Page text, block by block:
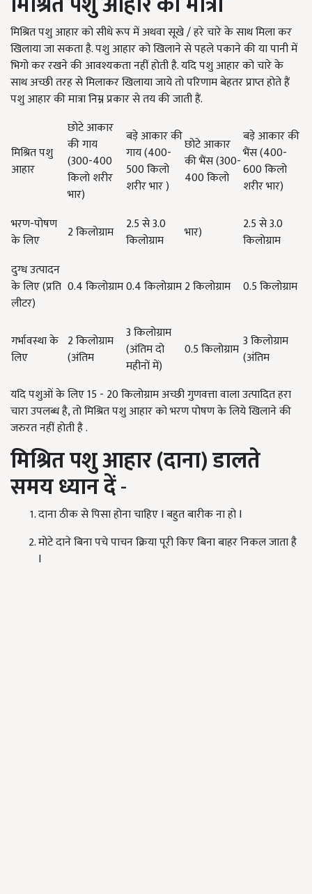
मिश्रित पशु आहार को सीधे रूप में अथवा सूखे / हरे चारे के साथ मिला कर
खिलाया जा सकता है. पशु आहार को खिलाने से पहले पकाने की या पानी में
भिगो कर रखने की आवश्यकता नहीं होती है. यदि पशु आहार को चारे के
साथ अच्छी तरह से मिलाकर खिलाया जाये तो परिणाम बेहतर प्राप्त होते हैं
पशु आहार की मात्रा निम्न प्रकार से तय की जाती हैं.
मिश्रित पशु
आहार
छोटे आकार
की गाय
(300-400
किलो शरीर
भार)
बड़े आकार की
गाय (400-
500 किलो
शरीर भार )
छोटे आकार
की भैंस (300-
400 किलो
बड़े आकार की
भैंस (400-
600 किलो
शरीर भार)
भरण-पोषण
के लिए
2 किलोग्राम
2.5 से 3.0
किलोग्राम
भार)
2.5 से 3.0
किलोग्राम
दुग्ध उत्पादन
के लिए (प्रति
लीटर)
0.4 किलोग्राम0.4 किलोग्राम2 किलोग्राम 0.5 किलोग्राम
गर्भावस्था के
लिए
2 किलोग्राम
(अंतिम
3 किलोग्राम
(अंतिम दो
महीनों में)
0.5 किलोग्राम 3 किलोग्राम
(अंतिम
यदि पशुओं के लिए 15 - 20 किलोग्राम अच्छी गुणवत्ता वाला उत्पादित हरा
चारा उपलब्ध है, तो मिश्रित पशु आहार को भरण पोषण के लिये खिलाने की
जरुरत नहीं होती है .
मिश्रित पशु आहार(दाना)डालते
समयध्यानदें-
दाना ठीक से पिसा होना चाहिए I बहुत बारीक ना हो I
मोटे दाने बिना पचे पाचन क्रिया पूरी किए बिना बाहर निकल जाता है
I